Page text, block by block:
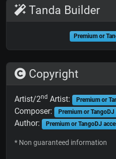
Tanda Builder
Premium or
Copyright
Artist/2nd Artist: Premium or
Composer: Premium or TangoDJ
Author: Premium or TangoDJ
* Non guaranteed information